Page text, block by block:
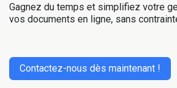
Gagnez du temps et simplifiez votre
vos documents en ligne, sans
Contactez-nous dès maintenant !